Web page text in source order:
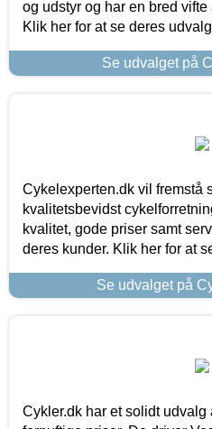
og udstyr og har en bred
Klik her for at se deres
Se udvalget på
Cykelexperten.dk vil fremstå
kvalitetsbevidst
kvalitet, gode priser samt
deres kunder. Klik her for at
Se udvalget på
Cykler.dk har et solidt udvalg